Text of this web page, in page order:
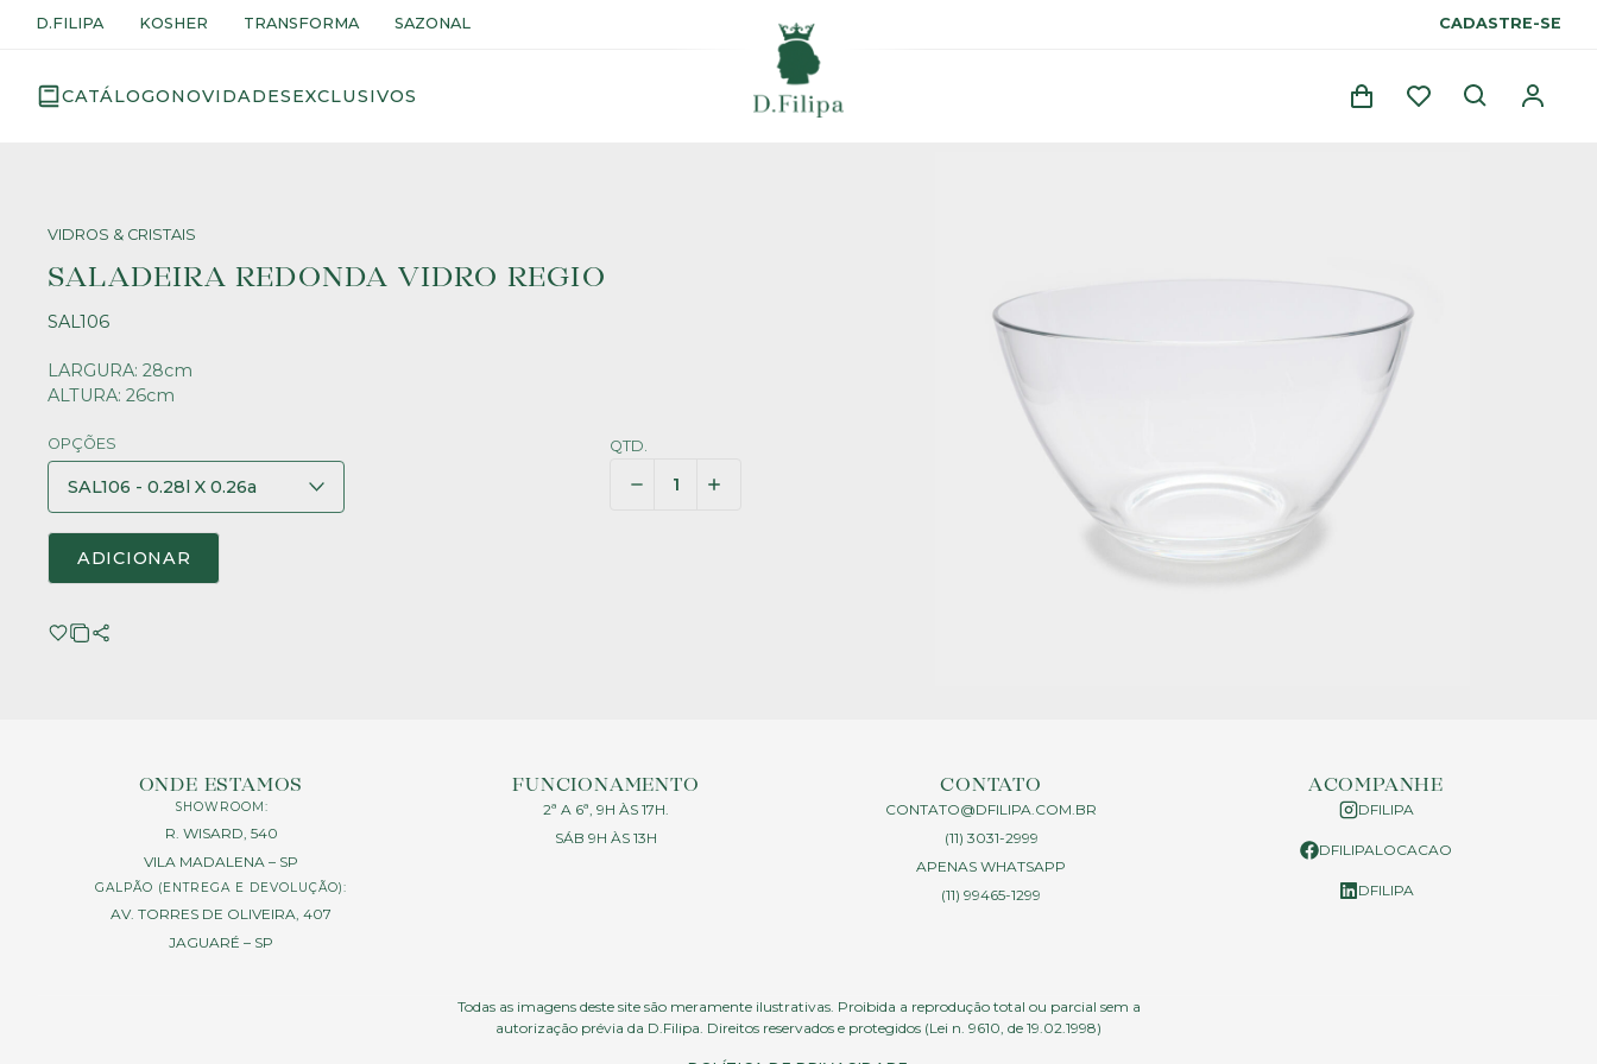
D.FILIPA KOSHER TRANSFORMA SAZONAL CADASTRE-SE
CATÁLOGONOVIDADESEXCLUSIVOS
VIDROS & CRISTAIS
SALADEIRA REDONDA VIDRO REGIO
SAL106
LARGURA: 28cm
ALTURA: 26cm
OPÇÕES QTD.
ADICIONAR
ONDE ESTAMOS
SHOWROOM:
R. WISARD, 540
VILA MADALENA – SP
GALPÃO (ENTREGA E DEVOLUÇÃO):
AV. TORRES DE OLIVEIRA, 407
JAGUARÉ – SP
FUNCIONAMENTO
2ª A 6ª, 9H ÀS 17H.
SÁB 9H ÀS 13H
CONTATO
CONTATO@DFILIPA.COM.BR
(11) 3031-2999
APENAS WHATSAPP
(11) 99465-1299
ACOMPANHE
DFILIPA
DFILIPALOCACAO
DFILIPA
Todas as imagens deste site são meramente ilustrativas. Proibida a reprodução total ou parcial sem a
autorização prévia da D.Filipa. Direitos reservados e protegidos (Lei n. 9610, de 19.02.1998)